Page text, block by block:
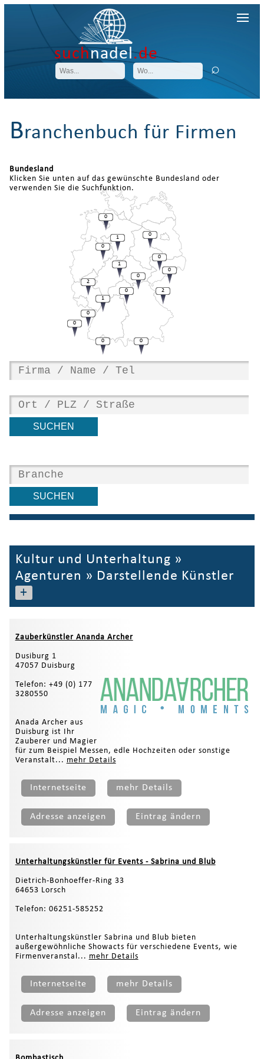
suchnadel.de
Branchenbuch für Firmen
Bundesland
Klicken Sie unten auf das gewünschte Bundesland oder
verwenden Sie die Suchfunktion.
2
0
2
0
0
0
1
0
0
1
0
1
0
0
0
0
Kultur und Unterhaltung »
Agenturen » Darstellende Künstler
+
Zauberkünstler Ananda Archer
Dusiburg 1
47057 Duisburg
Telefon: +49 (0) 177
3280550
Anada Archer aus
Duisburg ist Ihr
Zauberer und Magier
für zum Beispiel Messen, edle Hochzeiten oder sonstige
Veranstalt... mehr Details
Internetseite mehr Details
Adresse anzeigen Eintrag ändern
Unterhaltungskünstler für Events - Sabrina und Blub
Dietrich-Bonhoeffer-Ring 33
64653 Lorsch
Telefon: 06251-585252
Unterhaltungskünstler Sabrina und Blub bieten
außergewöhnliche Showacts für verschiedene Events, wie
Firmenveranstal... mehr Details
Internetseite mehr Details
Adresse anzeigen Eintrag ändern